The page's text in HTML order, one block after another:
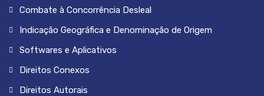
Combate à Concorrência Desleal
Indicação Geográfica e Denominação de Origem
Softwares e Aplicativos
Direitos Conexos
Direitos Autorais